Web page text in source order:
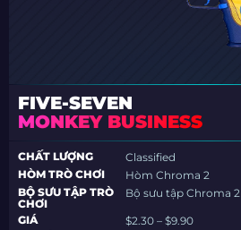
FIVE-SEVEN
MONKEY BUSINESS
CHẤT LƯỢNG
Classified
HÒM TRÒ CHƠI
Hòm Chroma 2
BỘ SƯU TẬP TRÒ
CHƠI
Bộ sưu tập Chroma 2
GIÁ
$2.30 – $9.90